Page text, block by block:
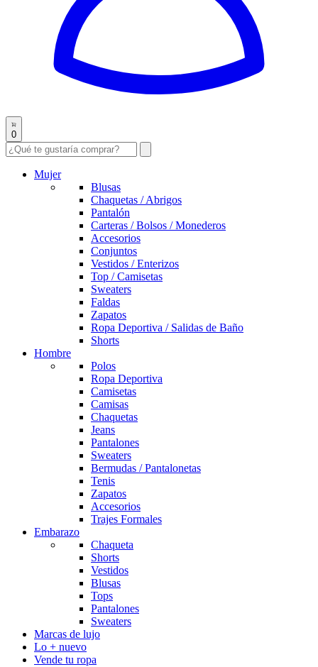
0
Mujer
Blusas
Chaquetas / Abrigos
Pantalón
Carteras / Bolsos / Monederos
Accesorios
Conjuntos
Vestidos / Enterizos
Top / Camisetas
Sweaters
Faldas
Zapatos
Ropa Deportiva / Salidas de Baño
Shorts
Hombre
Polos
Ropa Deportiva
Camisetas
Camisas
Chaquetas
Jeans
Pantalones
Sweaters
Bermudas / Pantalonetas
Tenis
Zapatos
Accesorios
Trajes Formales
Embarazo
Chaqueta
Shorts
Vestidos
Blusas
Tops
Pantalones
Sweaters
Marcas de lujo
Lo + nuevo
Vende tu ropa